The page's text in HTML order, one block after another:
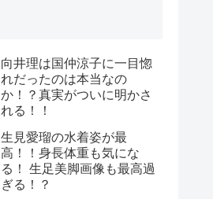
向井理は国仲涼子に一目惚
れだったのは本当なの
か！？真実がついに明かさ
れる！！
生見愛瑠の水着姿が最
高！！身長体重も気にな
る！ 生足美脚画像も最高過
ぎる！？